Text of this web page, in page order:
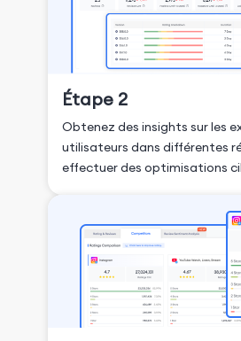
Étape 2
Obtenez des insights sur les
utilisateurs dans différentes
effectuer des optimisations